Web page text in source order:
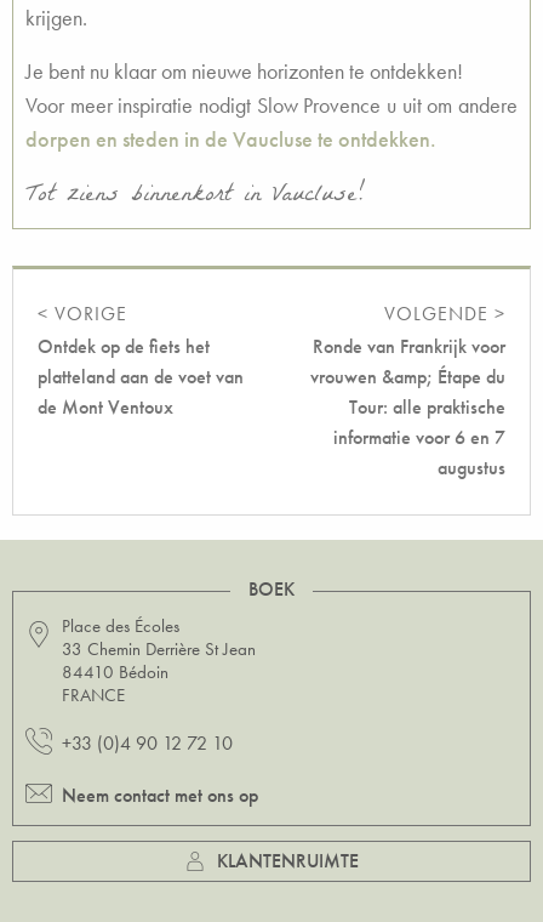
krijgen.
Je bent nu klaar om nieuwe horizonten te ontdekken!
Voor meer inspiratie nodigt Slow Provence u uit om andere
dorpen en steden in de Vaucluse te ontdekken.
Tot ziens binnenkort in Vaucluse!
< VORIGE
Ontdek op de fiets het
platteland aan de voet van
de Mont Ventoux
VOLGENDE >
Ronde van Frankrijk voor
vrouwen &amp; Étape du
Tour: alle praktische
informatie voor 6 en 7
augustus
BOEK
Place des Écoles
33 Chemin Derrière St Jean
84410 Bédoin
FRANCE
+33 (0)4 90 12 72 10
Neem contact met ons op
KLANTENRUIMTE